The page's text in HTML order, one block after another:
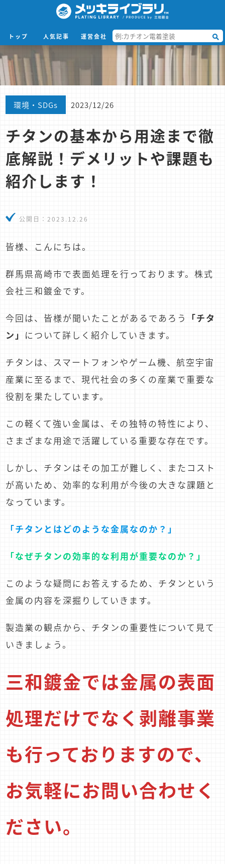
トップ 人気記事 運営会社
環境・SDGs 2023/12/26
チタンの基本から用途まで徹
底解説！デメリットや課題も
紹介します！
公開日：2023.12.26
皆様、こんにちは。
群馬県高崎市で表面処理を行っております。株式
会社三和鍍金です。
今回は、皆様が聞いたことがあるであろう 「チタ
ン」 について詳しく紹介していきます。
チタンは、スマートフォンやゲーム機、航空宇宙
産業に至るまで、現代社会の多くの産業で重要な
役割を果たしています。
この軽くて強い金属は、その独特の特性により、
さまざまな用途で活躍している重要な存在です。
しかし、チタンはその加工が難しく、またコスト
が高いため、効率的な利用が今後の大きな課題と
なっています。
「チタンとはどのような金属なのか？」
「なぜチタンの効率的な利用が重要なのか？」
このような疑問にお答えするため、チタンという
金属の内容を深掘りしていきます。
製造業の観点から、チタンの重要性について見て
いきましょう。
三和鍍金では金属の表面
処理だけでなく剥離事業
も行っておりますので、
お気軽にお問い合わせく
ださい。